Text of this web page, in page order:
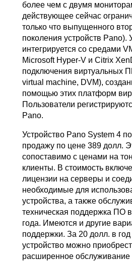
более чем с двумя
действующее сейчас
только что выпущенного
поколения устройств Pano).
интегрируется со средами
Microsoft Hyper-V и Citrix
подключения виртуальных
virtual machine, DVM),
помощью этих платформ
Пользователи
Pano.
Устройство Pano System 4
продажу по цене 389 долл.
сопоставимо с ценами на
клиенты. В стоимость
лицензии на серверы и
необходимые для
устройства, а также
техническая поддержка ПО
года. Имеются и другие
поддержки. За 20 долл. в
устройство можно
расширенное